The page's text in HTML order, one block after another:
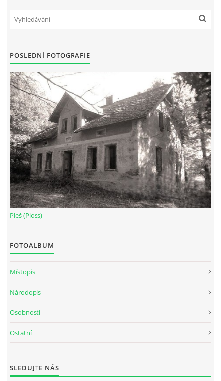
--------------------------------------------------------------
Tento projekt je realizován za finanční podpory
© 2026 eStránky.cz |Aktualizováno: 17. 7. 2026|Nahoru ↑
POSLEDNÍ FOTOGRAFIE
Pleš (Ploss)
FOTOALBUM
Místopis
Národopis
Osobnosti
Ostatní
SLEDUJTE NÁS